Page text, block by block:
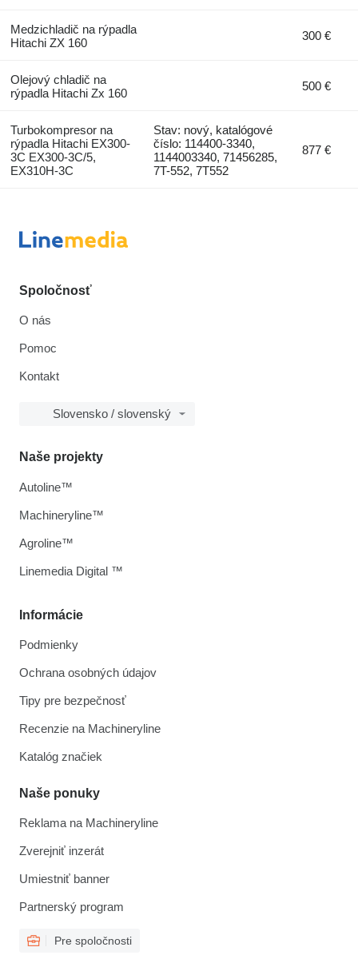
Medzichladič na rýpadla
Hitachi ZX 160
300 €
Olejový chladič na
rýpadla Hitachi Zx 160
500 €
Turbokompresor na
rýpadla Hitachi EX300-
3C EX300-3C/5,
EX310H-3C
Stav: nový, katalógové
číslo: 114400-3340,
1144003340, 71456285,
7T-552, 7T552
877 €
Spoločnosť
O nás
Pomoc
Kontakt
Slovensko / slovenský
Informácie
Podmienky
Ochrana osobných údajov
Tipy pre bezpečnosť
Recenzie na Machineryline
Katalóg značiek
Naše ponuky
Reklama na Machineryline
Zverejniť inzerát
Umiestniť banner
Partnerský program
Pre spoločnosti
Naše projekty
Autoline™
Machineryline™
Agroline™
Linemedia Digital ™